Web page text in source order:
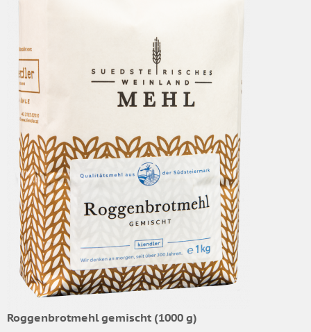
Roggenbrotmehl gemischt (1000 g)